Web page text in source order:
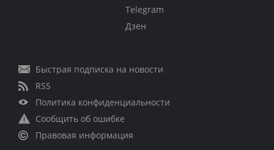
Telegram
Дзен
Быстрая подписка на новости
RSS
Политика конфиденциальности
Сообщить об ошибке
Правовая информация